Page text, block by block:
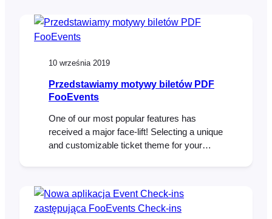
outline how to setup various types of virtual
events using FooEvents and Zoom. Each
10 września 2019
Przedstawiamy motywy biletów PDF
FooEvents
One of our most popular features has
received a major face-lift! Selecting a unique
and customizable ticket theme for your
how you can take advantage of this
exciting…